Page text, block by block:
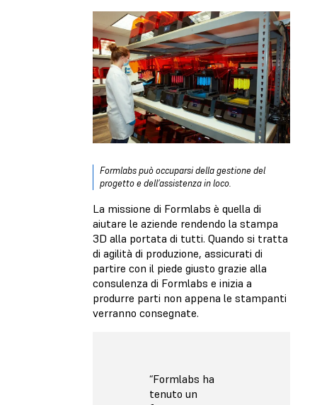
Formlabs può occuparsi della gestione del
progetto e dell’assistenza in loco.
La missione di Formlabs è quella di
aiutare le aziende rendendo la stampa
3D alla portata di tutti. Quando si tratta
di agilità di produzione, assicurati di
partire con il piede giusto grazie alla
consulenza di Formlabs e inizia a
produrre parti non appena le stampanti
verranno consegnate.
“Formlabs ha
tenuto un